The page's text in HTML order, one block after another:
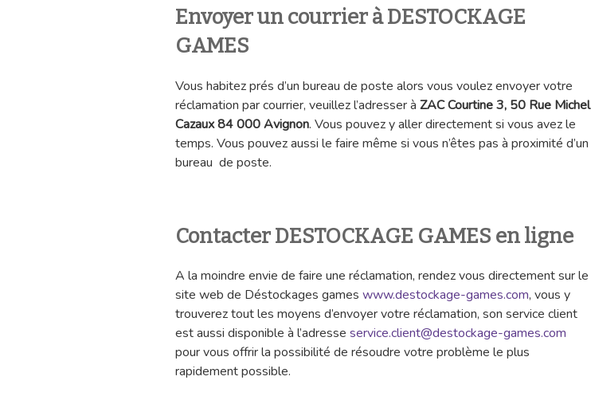
Envoyer un courrier à DESTOCKAGE
GAMES
Vous habitez prés d’un bureau de poste alors vous voulez envoyer votre
réclamation par courrier, veuillez l’adresser à ZACCourtine 3, 50 Rue Michel
Cazaux 84 000 Avignon. Vous pouvez y aller directement si vous avez le
temps. Vous pouvez aussi le faire même si vous n’êtes pas à proximité d’un
bureau de poste.
Contacter DESTOCKAGE GAMES en ligne
A la moindre envie de faire une réclamation, rendez vous directement sur le
site web de Déstockages games www.destockage-games.com, vous y
trouverez tout les moyens d’envoyer votre réclamation, son service client
est aussi disponible à l’adresse service.client@destockage-games.com
pour vous offrir la possibilité de résoudre votre problème le plus
rapidement possible.